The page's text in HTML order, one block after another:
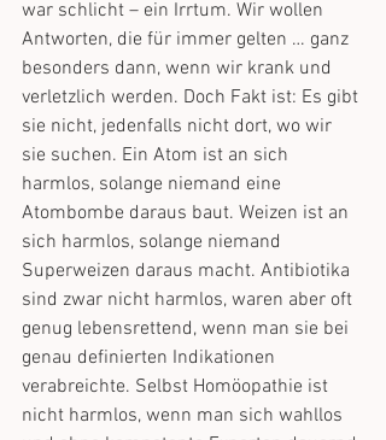
war schlicht – ein Irrtum. Wir wollen
Antworten, die für immer gelten … ganz
besonders dann, wenn wir krank und
verletzlich werden. Doch Fakt ist: Es gibt
sie nicht, jedenfalls nicht dort, wo wir
sie suchen. Ein Atom ist an sich
harmlos, solange niemand eine
Atombombe daraus baut. Weizen ist an
sich harmlos, solange niemand
Superweizen daraus macht. Antibiotika
sind zwar nicht harmlos, waren aber oft
genug lebensrettend, wenn man sie bei
genau definierten Indikationen
verabreichte. Selbst Homöopathie ist
nicht harmlos, wenn man sich wahllos